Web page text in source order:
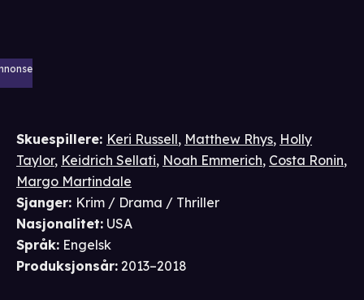
Skuespillere: Keri Russell, Matthew Rhys, Holly
Taylor, Keidrich Sellati, Noah Emmerich, Costa Ronin,
Margo Martindale
Sjanger: Krim / Drama / Thriller
Nasjonalitet: USA
Språk: Engelsk
Produksjonsår: 2013–2018